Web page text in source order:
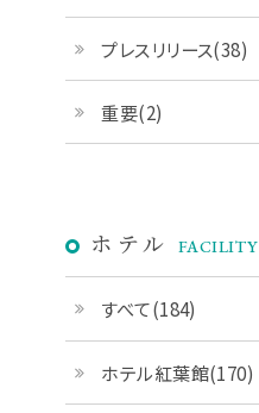
プレスリリース(38)
重要(2)
ホテル FACILITY
すべて(184)
ホテル紅葉館(170)